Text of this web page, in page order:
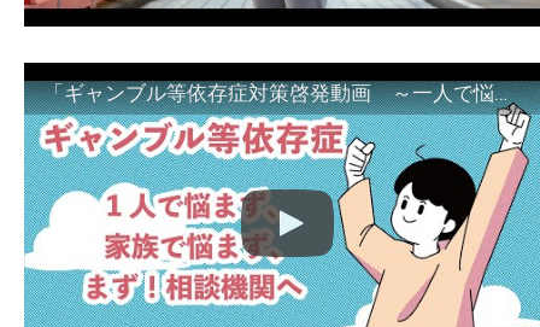
「ギャンブル等依存症対策啓発動画 ～一人で悩まず、家族で悩まず、まず！相談機関へ～」